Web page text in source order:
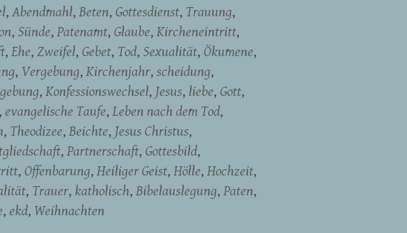
Abendmahl Beten Gottesdienst Trauung
Sünde Patenamt Glaube Kircheneintritt
Ehe Zweifel Gebet Tod Sexualität Ökumene
Vergebung Kirchenjahr scheidung
Konfessionswechsel Jesus liebe Gott
evangelische Taufe Leben nach dem Tod
Theodizee Beichte Jesus Christus
Partnerschaft Gottesbild
Offenbarung Heiliger Geist Hölle Hochzeit
Trauer katholisch Bibelauslegung Paten
ekd Weihnachten